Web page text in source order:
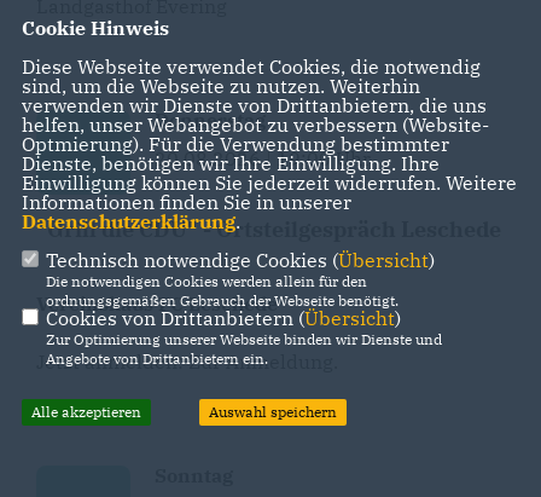
Donnerstag
20.08.2026 | 19:00 Uhr
"Grill die CDU" - Ortsteilgespräch Leschede
Vereinshaus FC Leschede
Jetzt anmelden:Zur Anmeldung
Cookie Hinweis
Diese Webseite verwendet Cookies, die notwendig
sind, um die Webseite zu nutzen. Weiterhin
verwenden wir Dienste von Drittanbietern, die uns
helfen, unser Webangebot zu verbessern (Website-
Optmierung). Für die Verwendung bestimmter
Dienste, benötigen wir Ihre Einwilligung. Ihre
Einwilligung können Sie jederzeit widerrufen. Weitere
Informationen finden Sie in unserer
Datenschutzerklärung.
Technisch notwendige Cookies (Übersicht)
Die notwendigen Cookies werden allein für den
ordnungsgemäßen Gebrauch der Webseite benötigt.
Cookies von Drittanbietern (Übersicht)
Zur Optimierung unserer Webseite binden wir Dienste und
Angebote von Drittanbietern ein.
Alle akzeptieren Auswahl speichern